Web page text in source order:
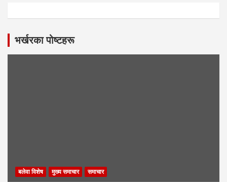
भर्खरका पोष्टहरू
बलेवा विशेष मुख्य समाचार समाचार